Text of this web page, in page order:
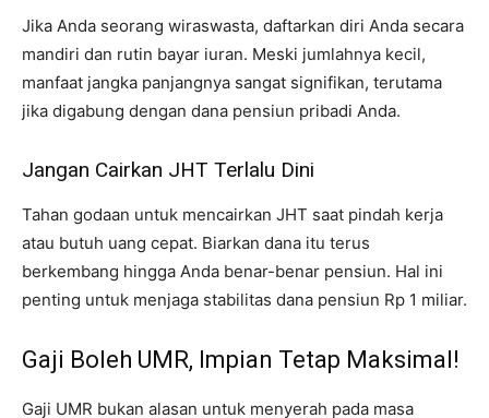
Jika Anda seorang wiraswasta, daftarkan diri Anda secara
mandiri dan rutin bayar iuran. Meski jumlahnya kecil,
manfaat jangka panjangnya sangat signifikan, terutama
jika digabung dengan dana pensiun pribadi Anda.
Jangan Cairkan JHT Terlalu Dini
Tahan godaan untuk mencairkan JHT saat pindah kerja
atau butuh uang cepat. Biarkan dana itu terus
berkembang hingga Anda benar-benar pensiun. Hal ini
penting untuk menjaga stabilitas dana pensiun Rp 1 miliar.
Gaji Boleh UMR, Impian Tetap Maksimal!
Gaji UMR bukan alasan untuk menyerah pada masa